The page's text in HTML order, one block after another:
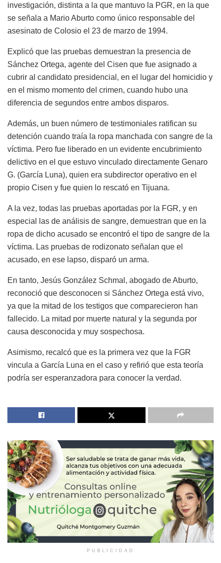
investigación, distinta a la que mantuvo la PGR, en la que
se señala a Mario Aburto como único responsable del
asesinato de Colosio el 23 de marzo de 1994.
Explicó que las pruebas demuestran la presencia de
Sánchez Ortega, agente del Cisen que fue asignado a
cubrir al candidato presidencial, en el lugar del homicidio y
en el mismo momento del crimen, cuando hubo una
diferencia de segundos entre ambos disparos.
Además, un buen número de testimoniales ratifican su
detención cuando traía la ropa manchada con sangre de la
víctima. Pero fue liberado en un evidente encubrimiento
delictivo en el que estuvo vinculado directamente Genaro
G. (García Luna), quien era subdirector operativo en el
propio Cisen y fue quien lo rescató en Tijuana.
A la vez, todas las pruebas aportadas por la FGR, y en
especial las de análisis de sangre, demuestran que en la
ropa de dicho acusado se encontró el tipo de sangre de la
víctima. Las pruebas de rodizonato señalan que el
acusado, en ese lapso, disparó un arma.
En tanto, Jesús González Schmal, abogado de Aburto,
reconoció que desconocen si Sánchez Ortega está vivo,
ya que la mitad de los testigos que comparecieron han
fallecido. La mitad por muerte natural y la segunda por
causa desconocida y muy sospechosa.
Asimismo, recalcó que es la primera vez que la FGR
vincula a García Luna en el caso y refirió que esta teoría
podría ser esperanzadora para conocer la verdad.
PUBLICIDAD